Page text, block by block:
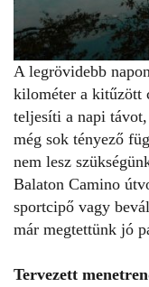
A legrövidebb
kilométer a kitűzött
teljesíti a napi
még sok tényező
nem lesz
Balaton Camino
sportcipő vagy
már megtettünk jó
Tervezett